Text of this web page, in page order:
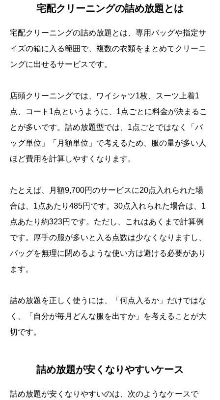
宅配クリーニングの詰め放題とは
宅配クリーニングの詰め放題とは、専用バッグや指定サ
イズの箱に入る範囲で、複数の衣類をまとめてクリーニ
ングに出せるサービスです。
店頭クリーニングでは、ワイシャツ1枚、スーツ上着1
点、コート1点というように、1点ごとに料金が決まるこ
とが多いです。詰め放題型では、1点ごとではなく「バ
ッグ単位」「月額単位」で考えるため、服の量が多い人
ほど費用を計算しやすくなります。
たとえば、月額9,700円のサービスに20点入れられた場
合は、1点あたり485円です。30点入れられた場合は、1
点あたり約323円です。ただし、これはあくまで計算例
です。厚手の服が多いと入る点数は少なくなりますし、
バッグを無理に閉めるような使い方は避ける必要があり
ます。
詰め放題を正しく使うには、「何点入るか」だけではな
く、「自分が毎月どんな服を出すか」を考えることが大
切です。
詰め放題が安くなりやすいケース
詰め放題が安くなりやすいのは、次のようなケースで